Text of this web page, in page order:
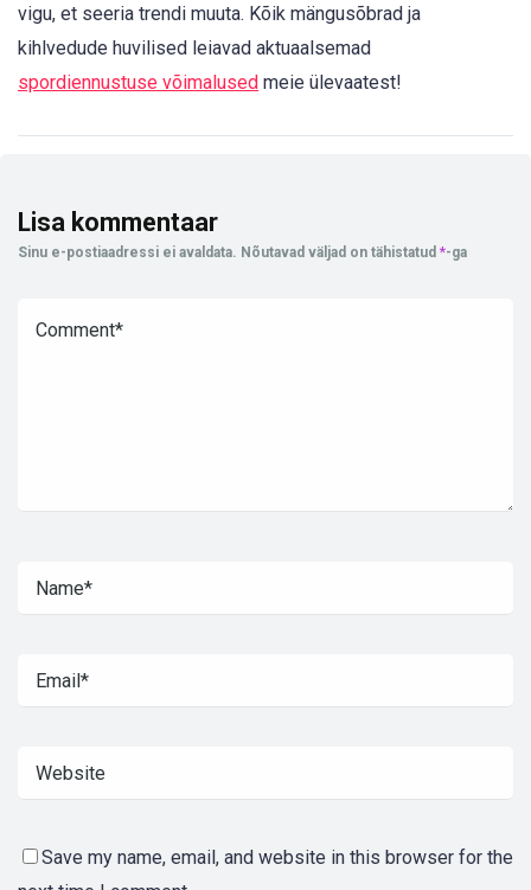
vigu, et seeria trendi muuta. Kõik mängusõbrad ja
kihlvedude huvilised leiavad aktuaalsemad
spordiennustuse võimalused meie ülevaatest!
Lisa kommentaar
Sinu e-postiaadressi ei avaldata. Nõutavad väljad on tähistatud *-ga
Save my name, email, and website in this browser for the